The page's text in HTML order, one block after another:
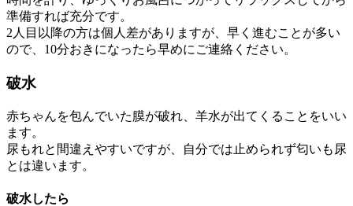
準備すれば充分です。
2人目以降の方は個人差がありますが、早く進むことが多い
ので、10分おきになったら早めにご連絡ください。
破水
赤ちゃんを包んでいた膜が破れ、羊水が出てくることをいい
ます。
尿もれと間違えやすいですが、自分では止められず匂いも尿
とは違います。
破水したら